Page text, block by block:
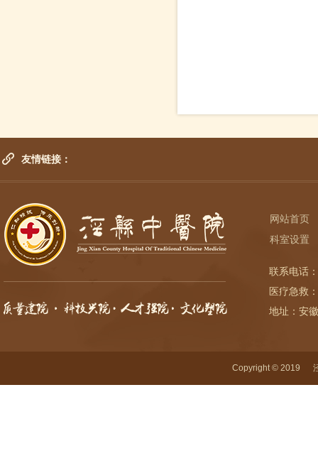
科室设置
联系电
医疗急
地址：
友情链接：
网站首页
Copyright © 2019